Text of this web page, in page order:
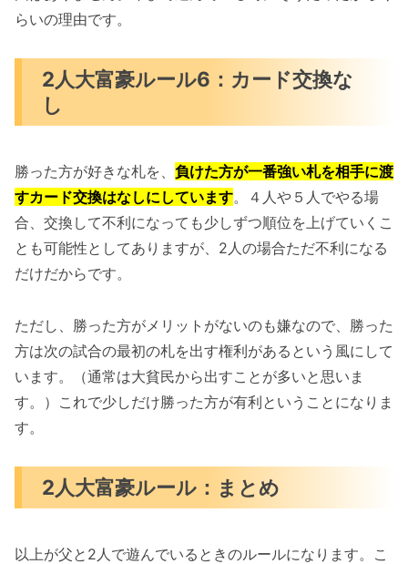
らいの理由です。
2人大富豪ルール6：カード交換な
し
勝った方が好きな札を、 負けた方が一番強い札を相手に渡
すカード交換はなしにしています。４人や５人でやる場
合、交換して不利になっても少しずつ順位を上げていくこ
とも可能性としてありますが、2人の場合ただ不利になる
だけだからです。
ただし、勝った方がメリットがないのも嫌なので、勝った
方は次の試合の最初の札を出す権利があるという風にして
います。（通常は大貧民から出すことが多いと思いま
す。）これで少しだけ勝った方が有利ということになりま
す。
2人大富豪ルール：まとめ
以上が父と2人で遊んでいるときのルールになります。こ